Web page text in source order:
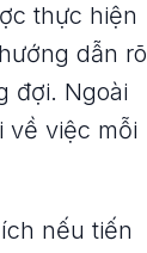
thực hiện
dẫn rõ
đợi. Ngoài
về việc mỗi
nếu tiến